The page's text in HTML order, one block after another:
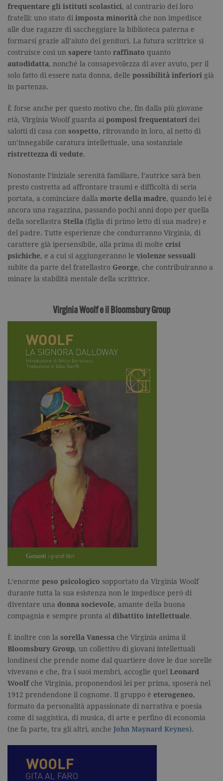
frequentare gli istituti scolastici, al contrario dei loro
fratelli: uno stato di imposta minorità che non impedisce
alle due ragazze di saccheggiare la biblioteca paterna e
formarsi grazie all’aiuto dei genitori. La futura scrittrice si
costruisce così un sapere tanto raffinato quanto
autodidatta, nonché la consapevolezza di aver avuto, per il
solo fatto di essere nata donna, delle possibilità inferiori già
in partenza.
È forse anche per questo motivo che, fin dalla più giovane
età, Virginia Woolf guarda ai pomposi frequentatori dei
salotti di casa con sospetto, ritrovando in loro, al netto di
un’innegabile caratura intellettuale, una sostanziale
ristrettezza di vedute.
Nonostante l’iniziale serenità familiare, l’autrice sarà ben
presto costretta ad affrontare traumi e difficoltà di seria
portata, a cominciare dalla morte della madre, quando lei è
ancora una ragazzina, passando pochi anni dopo per quella
della sorellastra Stella (figlia di primo letto di sua madre) e
del padre. Tutte esperienze che condurranno Virginia, di
carattere già ipersensibile, alla prima di molte crisi
psichiche, e a cui si aggiungeranno le violenze sessuali
subite da parte del fratellastro George, che contribuiranno a
minare la stabilità mentale della scrittrice.
Virginia Woolf e il Bloomsbury Group
L’enorme peso psicologico sopportato da Virginia Woolf
durante tutta la sua esistenza non le impedisce però di
diventare una donna socievole, amante della buona
compagnia e sempre pronta al dibattito intellettuale.
È inoltre con la sorella Vanessa che Virginia anima il
Bloomsbury Group, un collettivo di giovani intellettuali
londinesi che prende nome dal quartiere dove le due sorelle
vivevano e che, fra i suoi membri, accoglie quel Leonard
Woolfche Virginia, proponendosi lei per prima, sposerà nel
1912 prendendone il cognome. Il gruppo è eterogeneo,
formato da personalità appassionate di narrativa e poesia
come di saggistica, di musica, di arte e perfino di economia
(ne fa parte, tra gli altri, anche John Maynard Keynes).